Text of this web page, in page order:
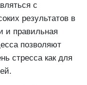
с
результатов в
и правильная
позволяют
стресса как для